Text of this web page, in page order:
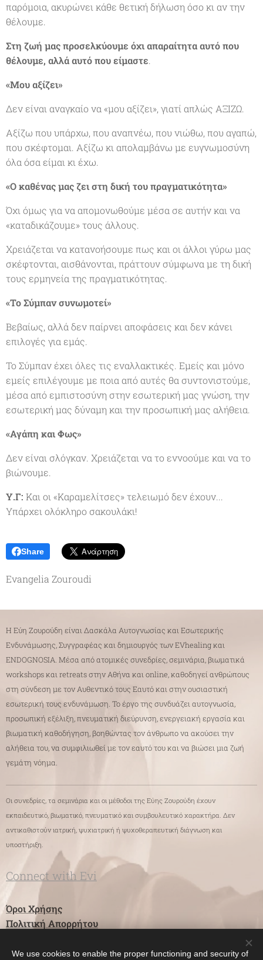
παρόμοια, ακυρώνει κάθε θετική δήλωση όσο κι αν την
θέλουμε.
Στη ζωή μας προσελκύουμε όχι απαραίτητα αυτό που
θέλουμε, αλλά αυτό που είμαστε.
«Μου αξίζει»
Δεν είναι αναγκαίο να «μου αξίζει», γιατί απλώς ΑΞΙΖΩ.
Αξίζω που υπάρχω, που αναπνέω, που νιώθω, που αγαπώ,
που σκέφτομαι. Αξίζω κι απολαμβάνω με ευγνωμοσύνη
όλα όσα είμαι κι έχω.
«Ο καθένας μας ζει στη δική του πραγματικότητα»
Όχι όμως για να απομονωθούμε μέσα σε αυτήν και να
«καταδικάζουμε» τους άλλους.
Χρειάζεται να κατανοήσουμε πως και οι άλλοι γύρω μας
σκέφτονται, αισθάνονται, πράττουν σύμφωνα με τη δική
τους ερμηνεία της πραγματικότητας.
«Το Σύμπαν συνωμοτεί»
Βεβαίως, αλλά δεν παίρνει αποφάσεις και δεν κάνει
επιλογές για εμάς.
Το Σύμπαν έχει όλες τις εναλλακτικές. Εμείς και μόνο
εμείς επιλέγουμε με ποια από αυτές θα συντονιστούμε,
μέσα από εμπιστοσύνη στην εσωτερική μας γνώση, την
εσωτερική μας δύναμη και την προσωπική μας αλήθεια.
«Αγάπη και Φως»
Δεν είναι σλόγκαν. Χρειάζεται να το εννοούμε και να το
βιώνουμε.
Υ.Γ: Και οι «Καραμελίτσες» τελειωμό δεν έχουν...
Υπάρχει ολόκληρο σακουλάκι!
Share
Evangelia Zouroudi
Η Εύη Ζουρούδη είναι Δασκάλα Αυτογνωσίας και Εσωτερικής
Ενδυνάμωσης, Συγγραφέας και δημιουργός των EVhealing και
ENDOGNOSIA. Μέσα από ατομικές συνεδρίες, σεμινάρια, βιωματικά
workshops και retreats στην Αθήνα και online, καθοδηγεί ανθρώπους
στη σύνδεση με τον Αυθεντικό τους Εαυτό και στην ουσιαστική
εσωτερική τους ενδυνάμωση. Το έργο της συνδυάζει αυτογνωσία,
προσωπική εξέλιξη, πνευματική διεύρυνση, ενεργειακή εργασία και
βιωματική καθοδήγηση, βοηθώντας τον άνθρωπο να ακούσει την
αλήθεια του, να συμφιλιωθεί με τον εαυτό του και να βιώσει μια ζωή
γεμάτη νόημα.
Οι συνεδρίες, τα σεμινάρια και οι μέθοδοι της Εύης Ζουρούδη έχουν
εκπαιδευτικό, βιωματικό, πνευματικό και συμβουλευτικό χαρακτήρα. Δεν
αντικαθιστούν ιατρική, ψυχιατρική ή ψυχοθεραπευτική διάγνωση και
υποστήριξη.
Connect with Evi
Όροι Χρήσης
Πολιτική Απορρήτου
We use cookies to enable the proper functioning and security of